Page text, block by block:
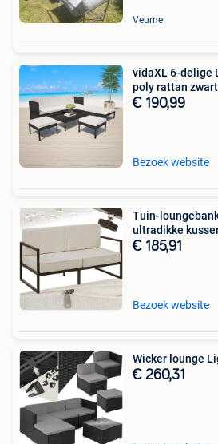
Veurne
vidaXL 6-delige
poly rattan zwart
€ 190,99
Bezoek website
Tuin-
ultradikke
€ 185,91
Bezoek website
Wicker lounge
€ 260,31